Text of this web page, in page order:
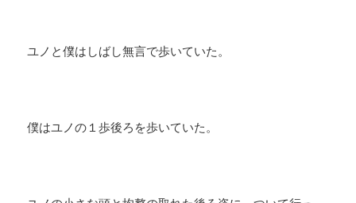
ユノと僕はしばし無言で歩いていた。
僕はユノの１歩後ろを歩いていた。